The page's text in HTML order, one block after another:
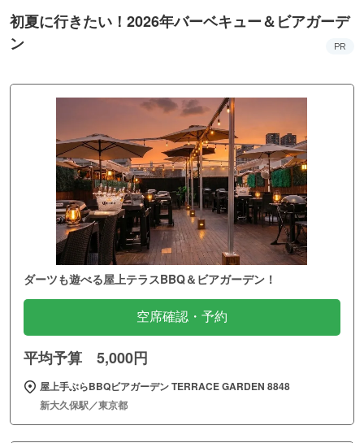
初夏に行きたい！2026年バーベキュー＆ビアガーデ
ン
PR
ダーツも遊べる屋上テラスBBQ＆ビアガーデン！
空席確認・予約
平均予算 5,000円
屋上手ぶらBBQビアガーデン TERRACE GARDEN 8848
新大久保駅／東京都